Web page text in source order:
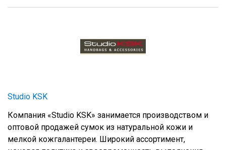
Studio KSK
Компания «Studio KSK» занимается производством и
оптовой продажей сумок из натуральной кожи и
мелкой кожгалантереи. Широкий ассортимент,